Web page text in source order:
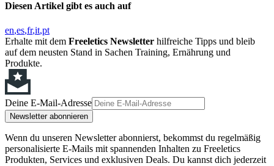
Diesen Artikel gibt es auch auf
en es fr it pt
Erhalte mit dem Freeletics Newsletter hilfreiche Tipps und bleib
auf dem neusten Stand in Sachen Training, Ernährung und
Produkte.
Deine E-Mail-Adresse
Newsletter abonnieren
Wenn du unseren Newsletter abonnierst, bekommst du regelmäßig
personalisierte E-Mails mit spannenden Inhalten zu Freeletics
Produkten, Services und exklusiven Deals. Du kannst dich jederzeit